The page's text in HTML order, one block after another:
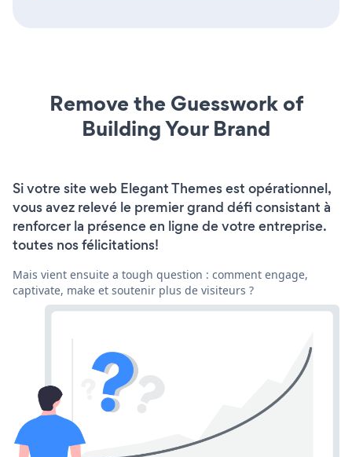
Remove the Guesswork of
Building Your Brand
Si votre site web Elegant Themes est opérationnel,
vous avez relevé le premier grand défi consistant à
renforcer la présence en ligne de votre entreprise.
toutes nos félicitations!
Mais vient ensuite a tough question : comment engage,
captivate, make et soutenir plus de visiteurs ?